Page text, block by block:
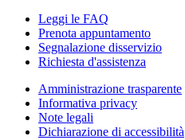
Leggi le FAQ
Prenota appuntamento
Segnalazione disservizio
Richiesta d'assistenza
Amministrazione trasparente
Informativa privacy
Note legali
Dichiarazione di accessibilità